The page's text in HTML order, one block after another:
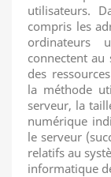
utilisateurs.
compris les
ordinateurs
connectent au
des
la méthode
serveur, la
numérique
le serveur
relatifs au
informatique